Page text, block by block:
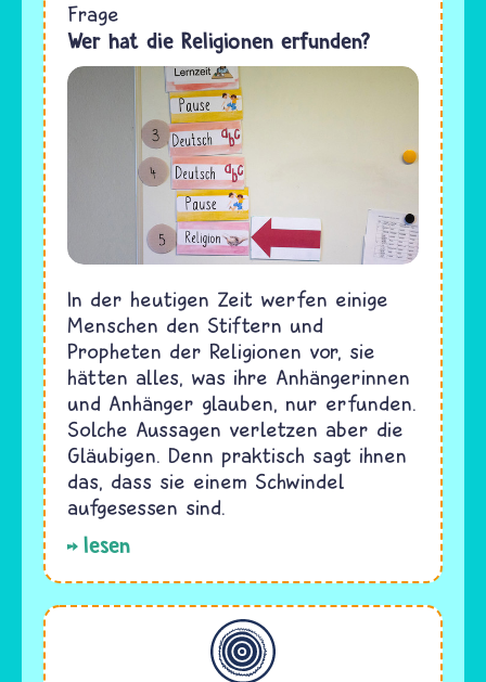
Frage
Wer hat die Religionen erfunden?
In der heutigen Zeit werfen einige
Menschen den Stiftern und
Propheten der Religionen vor, sie
hätten alles, was ihre Anhängerinnen
und Anhänger glauben, nur erfunden.
Solche Aussagen verletzen aber die
Gläubigen. Denn praktisch sagt ihnen
das, dass sie einem Schwindel
aufgesessen sind.
lesen
Allgemein